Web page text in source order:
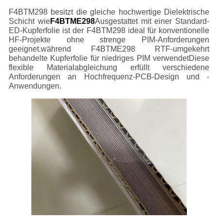
F4BTM298 besitzt die gleiche hochwertige Dielektrische
Schicht wieF4BTME298Ausgestattet mit einer Standard-
ED-Kupferfolie ist der F4BTM298 ideal für konventionelle
HF-Projekte ohne strenge PIM-Anforderungen
geeignet.während F4BTME298 RTF-umgekehrt
behandelte Kupferfolie für niedriges PIM verwendetDiese
flexible Materialabgleichung erfüllt verschiedene
Anforderungen an Hochfrequenz-PCB-Design und -
Anwendungen.